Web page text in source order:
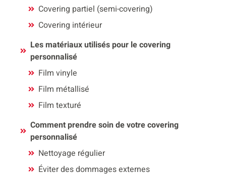
Covering partiel (semi-covering)
Covering intérieur
Les matériaux utilisés pour le covering
personnalisé
Film vinyle
Film métallisé
Film texturé
Comment prendre soin de votre covering
personnalisé
Nettoyage régulier
Éviter des dommages externes